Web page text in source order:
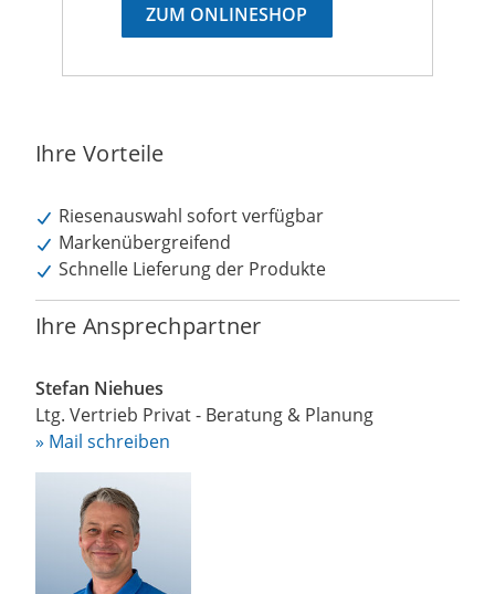
ZUM ONLINESHOP
Ihre Vorteile
Riesenauswahl sofort verfügbar
Markenübergreifend
Schnelle Lieferung der Produkte
Ihre Ansprechpartner
Stefan Niehues
Ltg. Vertrieb Privat - Beratung & Planung
» Mail schreiben